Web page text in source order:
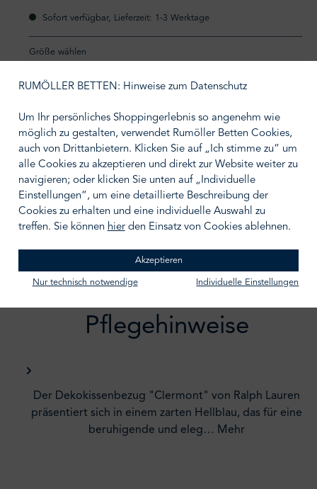
Sofort verfügbar, Lieferzeit: 1-3 Werktage
Größe wählen
IN DEN WARENKORB
Zum Merkzettel hinzufügen
Beschreibung /
Pflegehinweise
Der Dekokissenbezug "Clermont" von Ralph Lauren
präsentiert sich in einem zarten Hellblau, das für eine
beruhigende und eleg… Mehr
RUMÖLLER BETTEN: Hinweise zum Datenschutz
Um Ihr persönliches Shoppingerlebnis so angenehm wie
möglich zu gestalten, verwendet Rumöller Betten Cookies,
auch von Drittanbietern. Klicken Sie auf „Ich stimme zu“ um
alle Cookies zu akzeptieren und direkt zur Website weiter zu
navigieren; oder klicken Sie unten auf „Individuelle
Einstellungen“, um eine detaillierte Beschreibung der
Cookies zu erhalten und eine individuelle Auswahl zu
treffen. Sie können hierden Einsatz von Cookies ablehnen.
Akzeptieren
Nur technisch notwendige Individuelle Einstellungen